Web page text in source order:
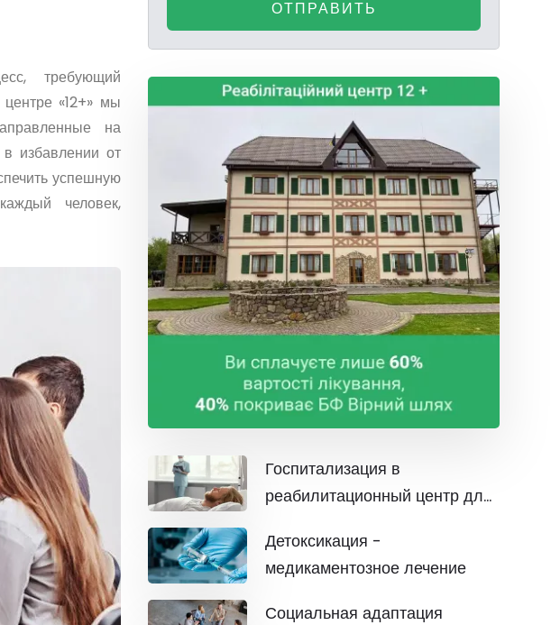
требующий
«12+» мы
на
избавлении от
успешную
человек,
ОТПРАВИТЬ
Госпитализация в
реабилитационный центр для
Детоксикация -
медикаментозное лечение
Социальная адаптация